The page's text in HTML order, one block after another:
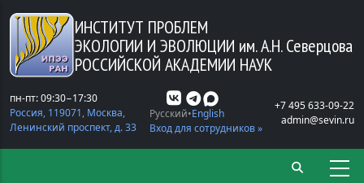
Перейти к основному содержанию
ИНСТИТУТ ПРОБЛЕМ
ЭКОЛОГИИ И ЭВОЛЮЦИИ им. А.Н. Северцова
РОССИЙСКОЙ АКАДЕМИИ НАУК
пн-пт: 09:30−17:30
Россия, 119071, Москва,
Ленинский проспект, д. 33
Русский English
Вход для сотрудников »
+7 495 633-09-22
admin@sevin.ru